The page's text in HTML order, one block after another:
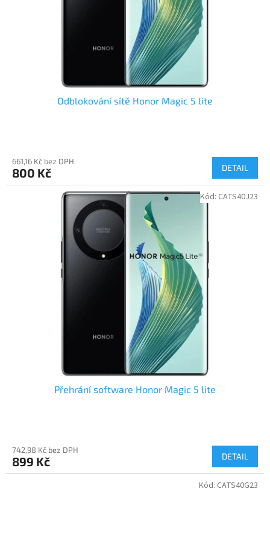
Odblokování sítě Honor Magic 5 lite
661,16 Kč bez DPH
800 Kč DETAIL
Přehrání software Honor Magic 5 lite
742,98 Kč bez DPH
899 Kč DETAIL
Kód: CATS40J23
Kód: CATS40G23